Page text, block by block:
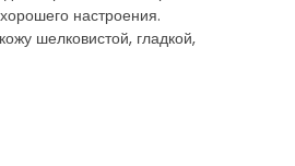
настроения.
шелковистой, гладкой,